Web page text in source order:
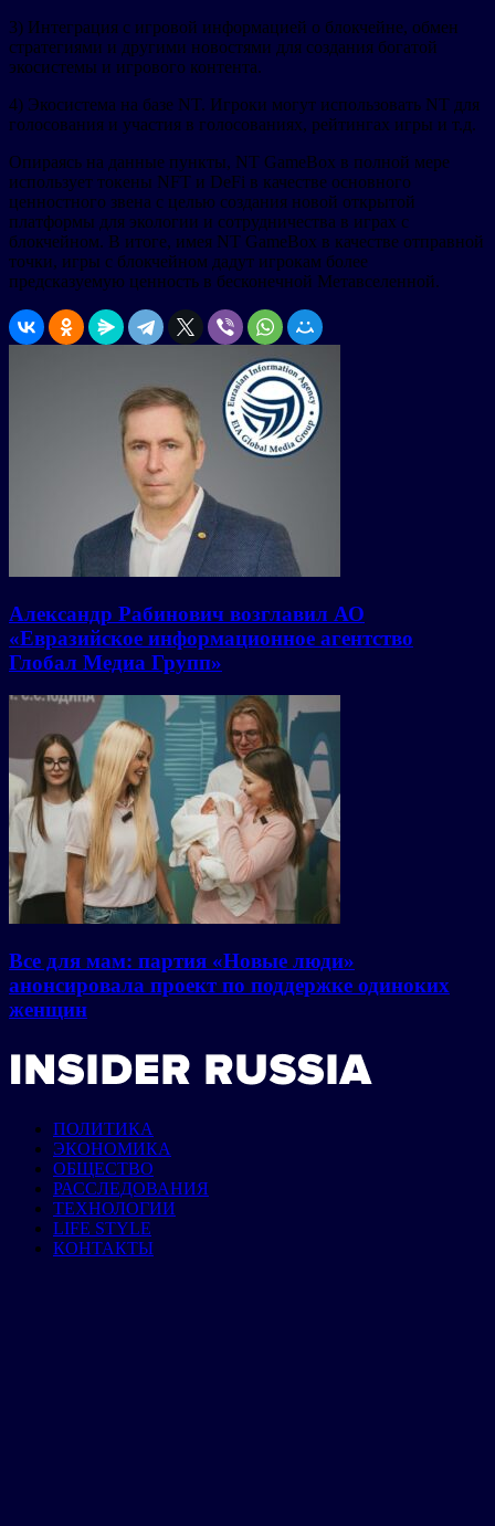
3) Интеграция с игровой информацией о блокчейне, обмен
стратегиями и другими новостями для создания богатой
экосистемы и игрового контента.
4) Экосистема на базе NT. Игроки могут использовать NT для
голосования и участия в голосованиях, рейтингах игры и т.д.
Опираясь на данные пункты, NT GameBox в полной мере
использует токены NFT и DeFi в качестве основного
ценностного звена с целью создания новой открытой
платформы для экологии и сотрудничества в играх с
блокчейном. В итоге, имея NT GameBox в качестве отправной
точки, игры с блокчейном дадут игрокам более
предсказуемую ценность в бесконечной Метавселенной.
Александр Рабинович возглавил АО
«Евразийское информационное агентство
Глобал Медиа Групп»
Все для мам: партия «Новые люди»
анонсировала проект по поддержке одиноких
женщин
ПОЛИТИКА
ЭКОНОМИКА
ОБЩЕСТВО
РАССЛЕДОВАНИЯ
ТЕХНОЛОГИИ
LIFE STYLE
КОНТАКТЫ